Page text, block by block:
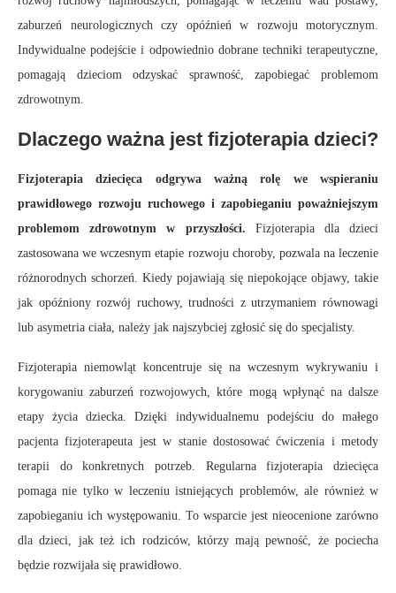
zaburzeń neurologicznych czy opóźnień w rozwoju motorycznym.
Indywidualne podejście i odpowiednio dobrane techniki terapeutyczne,
pomagają dzieciom odzyskać sprawność, zapobiegać problemom
zdrowotnym.
Dlaczego ważna jest fizjoterapia dzieci?
Fizjoterapia dziecięca odgrywa ważną rolę we wspieraniu
prawidłowego rozwoju ruchowego i zapobieganiu poważniejszym
problemom zdrowotnym w przyszłości. Fizjoterapia dla dzieci
zastosowana we wczesnym etapie rozwoju choroby, pozwala na leczenie
różnorodnych schorzeń. Kiedy pojawiają się niepokojące objawy, takie
jak opóźniony rozwój ruchowy, trudności z utrzymaniem równowagi
lub asymetria ciała, należy jak najszybciej zgłosić się do specjalisty.
Fizjoterapia niemowląt koncentruje się na wczesnym wykrywaniu i
korygowaniu zaburzeń rozwojowych, które mogą wpłynąć na dalsze
etapy życia dziecka. Dzięki indywidualnemu podejściu do małego
pacjenta fizjoterapeuta jest w stanie dostosować ćwiczenia i metody
terapii do konkretnych potrzeb. Regularna fizjoterapia dziecięca
pomaga nie tylko w leczeniu istniejących problemów, ale również w
zapobieganiu ich występowaniu. To wsparcie jest nieocenione zarówno
dla dzieci, jak też ich rodziców, którzy mają pewność, że pociecha
będzie rozwijała się prawidłowo.